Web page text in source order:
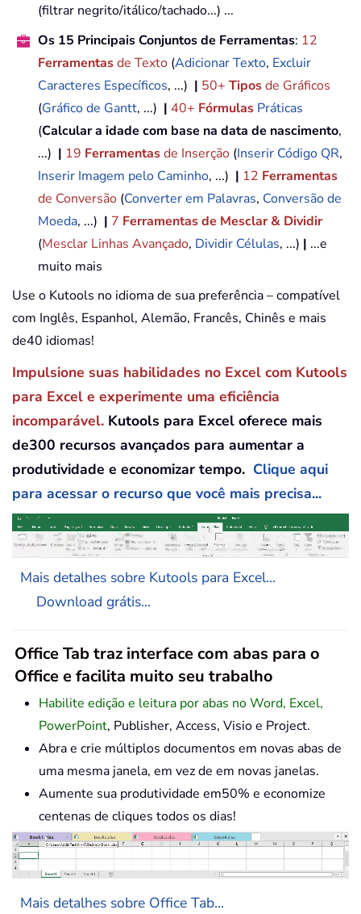
(filtrar negrito/itálico/tachado...) ...
Os 15 Principais Conjuntos de Ferramentas: 12
Ferramentasde Texto (Adicionar Texto, Excluir
Caracteres Específicos, ...) | 50+ Tiposde Gráficos
(Gráfico de Gantt, ...) | 40+ Fórmulas Práticas
(Calcular a idade com base na data de nascimento,
...) | 19 Ferramentasde Inserção (Inserir Código QR,
Inserir Imagem pelo Caminho, ...) | 12 Ferramentas
de Conversão (Converter em Palavras, Conversão de
Moeda, ...) | 7 Ferramentas de Mesclar & Dividir
(Mesclar Linhas Avançado, Dividir Células, ...) | ...e
muito mais
Use o Kutools no idioma de sua preferência – compatível
com Inglês, Espanhol, Alemão, Francês, Chinês e mais
de40 idiomas!
Impulsione suas habilidades no Excel com Kutools
para Excel e experimente uma eficiência
incomparável. Kutools para Excel oferece mais
de300 recursos avançados para aumentar a
produtividade e economizar tempo. Clique aqui
para acessar o recurso que você mais precisa...
Mais detalhes sobre Kutools para Excel...
Download grátis...
Office Tab traz interface com abas para o
Office e facilita muito seu trabalho
Habilite edição e leitura por abas no Word, Excel,
PowerPoint, Publisher, Access, Visio e Project.
Abra e crie múltiplos documentos em novas abas de
uma mesma janela, em vez de em novas janelas.
Aumente sua produtividade em50% e economize
centenas de cliques todos os dias!
Mais detalhes sobre Office Tab...